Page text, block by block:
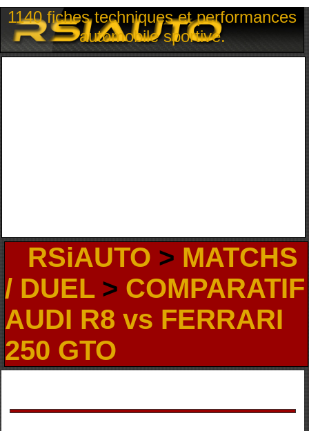
1140 fiches techniques et performances
automobile sportive.
RSiAUTO > MATCHS
/ DUEL> COMPARATIF
AUDI R8 vs FERRARI
250 GTO